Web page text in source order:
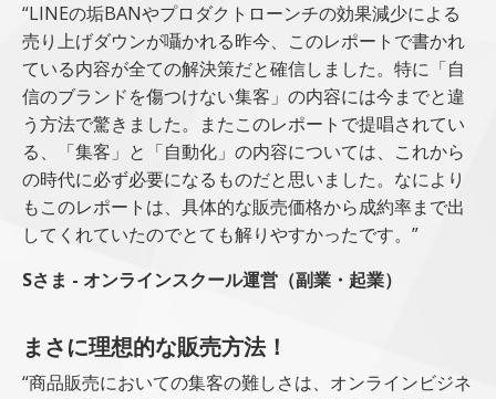
“LINEの垢BANやプロダクトローンチの効果減少による
売り上げダウンが囁かれる昨今、このレポートで書かれ
ている内容が全ての解決策だと確信しました。特に「自
信のブランドを傷つけない集客」の内容には今までと違
う方法で驚きました。またこのレポートで提唱されてい
る、「集客」と「自動化」の内容については、これから
の時代に必ず必要になるものだと思いました。なにより
もこのレポートは、具体的な販売価格から成約率まで出
してくれていたのでとても解りやすかったです。”
Sさま - オンラインスクール運営（副業・起業）
まさに理想的な販売方法！
“商品販売においての集客の難しさは、オンラインビジネ